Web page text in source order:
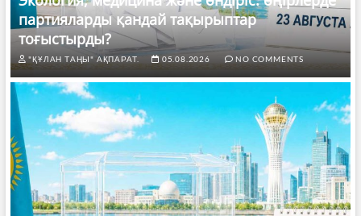
партияларды қандай тақырыптар
тоғыстырды?
"ҚҰЛАН ТАҢЫ" АҚПАРАТ. 05.08.2026 NO COMMENTS